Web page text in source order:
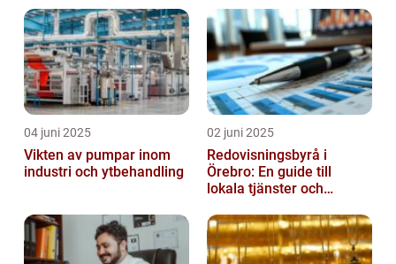
04 juni 2025
Vikten av pumpar inom
industri och ytbehandling
02 juni 2025
Redovisningsbyrå i
Örebro: En guide till
lokala tjänster och